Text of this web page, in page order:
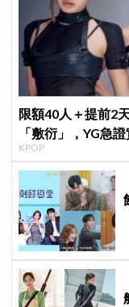
限額40人＋提前2
「敷衍」，YG急
KPOP